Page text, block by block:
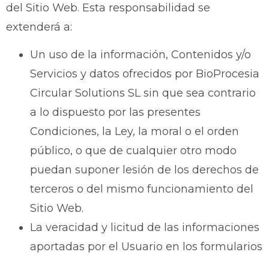
del Sitio Web. Esta responsabilidad se
extenderá a:
Un uso de la información, Contenidos y/o
Servicios y datos ofrecidos por BioProcesia
Circular Solutions SL sin que sea contrario
a lo dispuesto por las presentes
Condiciones, la Ley, la moral o el orden
público, o que de cualquier otro modo
puedan suponer lesión de los derechos de
terceros o del mismo funcionamiento del
Sitio Web.
La veracidad y licitud de las informaciones
aportadas por el Usuario en los formularios